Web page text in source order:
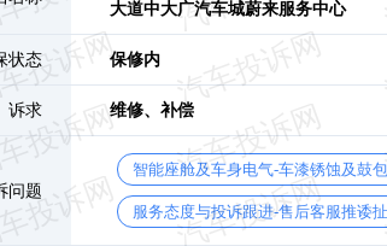
大道中大广汽车城蔚来服务中心
状态 保修内
诉求 维修、 补偿
问题
智能座舱及车身电气-车漆锈蚀及鼓
服务态度与投诉跟进-售后客服推诿